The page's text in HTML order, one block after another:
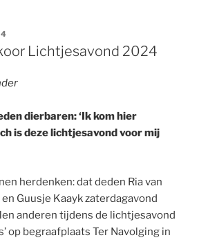
Lichtjesavond 2024
dierbaren: ‘Ik kom hier
is deze lichtjesavond voor mij
herdenken: dat deden Ria van
Guusje Kaayk zaterdagavond
anderen tijdens de lichtjesavond
op begraafplaats Ter Navolging in